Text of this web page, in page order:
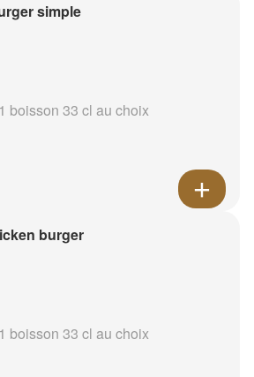
simple
boisson 33 cl au choix
burger
boisson 33 cl au choix